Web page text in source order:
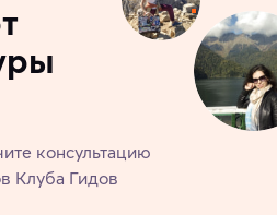
консультацию
Клуба Гидов